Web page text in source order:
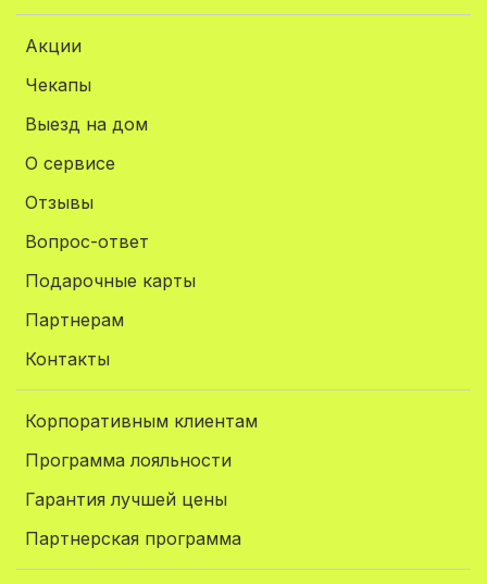
Акции
Чекапы
Выезд на дом
О сервисе
Отзывы
Вопрос-ответ
Подарочные карты
Партнерам
Контакты
Корпоративным клиентам
Программа лояльности
Гарантия лучшей цены
Партнерская программа